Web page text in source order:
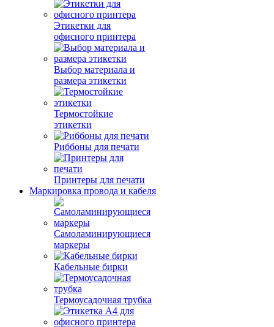
Этикетки для
офисного принтера
Выбор материала и
размера этикетки
Термостойкие
этикетки
Риббоны для печати
Принтеры для печати
Маркировка провода и кабеля
Самоламинирующиеся
маркеры
Кабельные бирки
Термоусадочная трубка